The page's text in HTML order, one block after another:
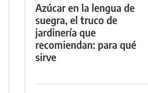
Azúcar en la lengua de
suegra, el truco de
jardinería que
recomiendan: para qué
sirve